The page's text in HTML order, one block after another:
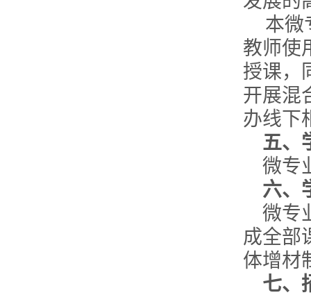
本微
教师使
授课，
开展混
办线下
五、
微专
六、
微专
成全部
体增材
七、